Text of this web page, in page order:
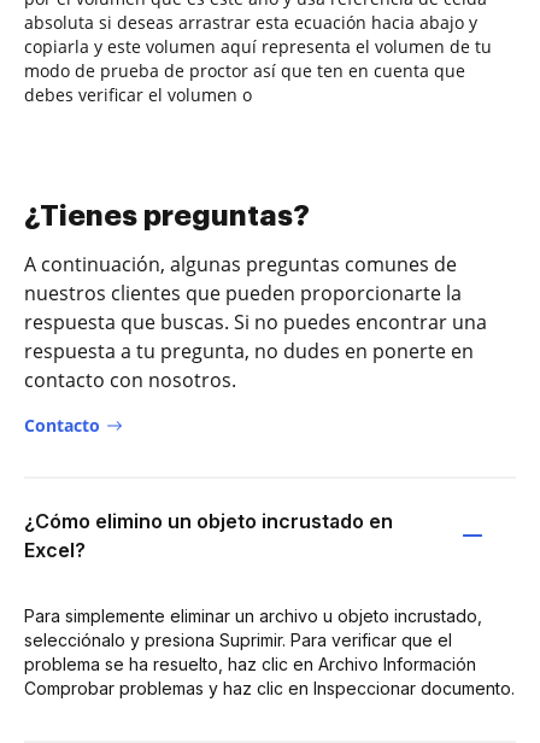
absoluta si deseas arrastrar esta ecuación hacia abajo y
copiarla y este volumen aquí representa el volumen de tu
modo de prueba de proctor así que ten en cuenta que
debes verificar el volumen o
¿Tienes preguntas?
A continuación, algunas preguntas comunes de
nuestros clientes que pueden proporcionarte la
respuesta que buscas. Si no puedes encontrar una
respuesta a tu pregunta, no dudes en ponerte en
contacto con nosotros.
Contacto
¿Cómo elimino un objeto incrustado en
Excel?
Para simplemente eliminar un archivo u objeto incrustado,
selecciónalo y presiona Suprimir. Para verificar que el
problema se ha resuelto, haz clic en Archivo Información
Comprobar problemas y haz clic en Inspeccionar documento.